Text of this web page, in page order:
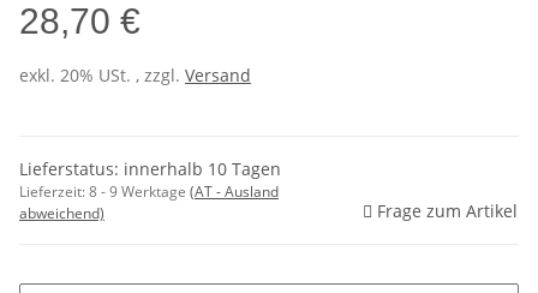
28,70 €
exkl. 20% USt. , zzgl. Versand
Lieferstatus: innerhalb 10 Tagen
Lieferzeit:8 - 9 Werktage (AT - Ausland
abweichend)
Frage zum Artikel